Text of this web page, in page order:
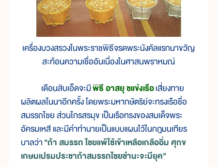
เครื่องบวงสรวงในพระราชพิธีจรดพระนังคัลแรกนาขวัญ
สะท้อนความเชื่ออันเนื่องในศาสนพราหมณ์
เดือนสิบเอ็ดจะมีพิธี อาสยุ ชแข่งเรือเสี่ยงทาย
ผลิตผลในนาอีกครั้ง โดยพระมหากษัตริย์จะทรงเรือชื่อ
สมรรถไชย ส่วนไกรสรมุข เป็นเรือทรงของสมเด็จพระ
อัครมเหสี และมีคำทำนายเป็นแบบแผนไว้ในกฎมนเทียร
บาลว่า"ถ้า สมรรถ ไชยแพ้ไซ้เข้าเหลือเกลืออิ่ม ศุกข
เกษมเปรมประชาถ้าสมรรถไชยชำนะจะมียุค"